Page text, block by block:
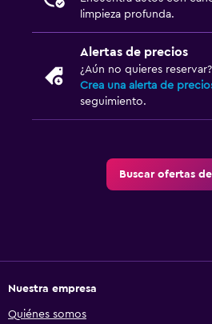
limpieza profunda.
Alertas de precios
¿Aún no quieres reservar?
Crea una alerta de
seguimiento.
Buscar ofertas
Nuestra empresa
Quiénes somos